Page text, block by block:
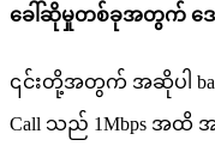
ခ ဆမတစခအတက ဒ
၎ငတအတက အဆပ
Call သည 1Mbps အထ